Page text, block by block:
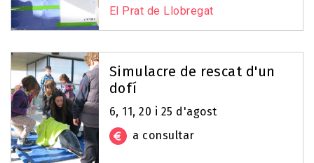
El Prat de Llobregat
Simulacre de rescat d'un
dofí
6, 11, 20 i 25 d'agost
a consultar